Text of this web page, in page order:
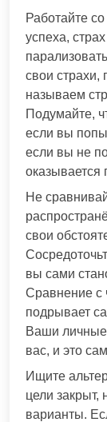
Работайте
успеха,
свои страхи,
называем
Подумайте,
если вы
если вы не
оказывается
Не
свои
вы сами
Сравнение с
подрывает
Ваши личные
вас, и это
Ищите
цели закрыт,
варианты.